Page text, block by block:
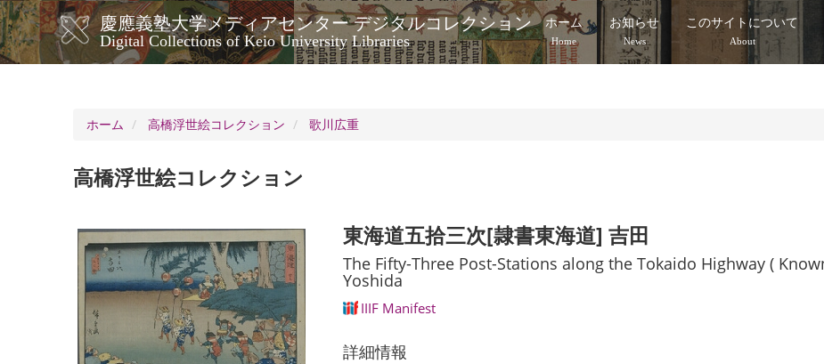
メ
イ
ン
コ
慶應義塾大学メディアセンター デジタルコレクション
Digital Collections of Keio University Libraries
メ
イ
ビ
ー
シ
ン
ホーム
Home
お知らせ
News
このサイトについて
About
ホーム
高橋浮世絵コレクション 歌川広重
高橋浮世絵コレクション
東海道五拾三次[隷書東海道] 吉田
The Fifty-Three Post-Stations along the Tokaido Highway (
Yoshida
IIIF Manifest
詳細情報